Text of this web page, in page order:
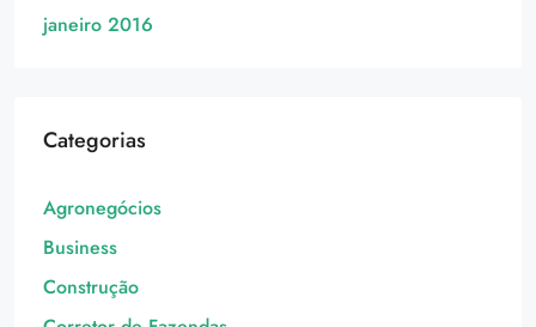
janeiro 2016
Categorias
Agronegócios
Business
Construção